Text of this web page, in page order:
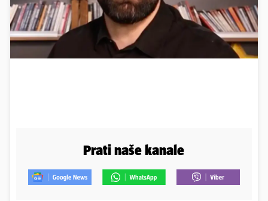
Prati naše kanale